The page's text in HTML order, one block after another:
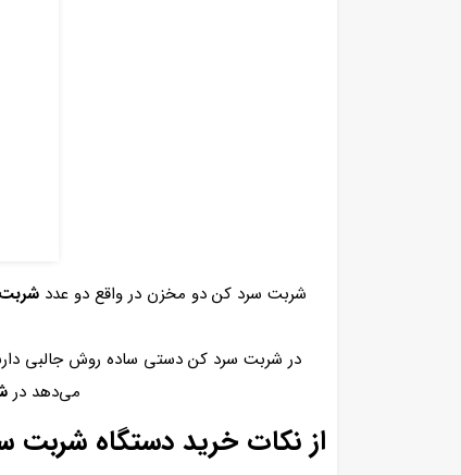
شربت سرد کن دو مخزن در واقع دو عدد
در شربت سرد کن دستی ساده روش جالبی
می‌دهد در
از نکات خرید دستگاه شربت